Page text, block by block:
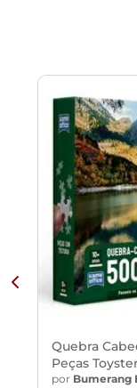
Quebra
Peças
por Bumerang